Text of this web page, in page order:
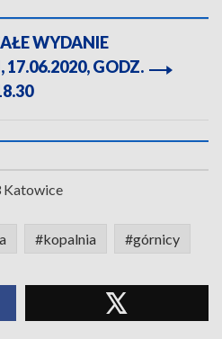
WYDANIE
GODZ.
Katowice
#kopalnia #górnicy